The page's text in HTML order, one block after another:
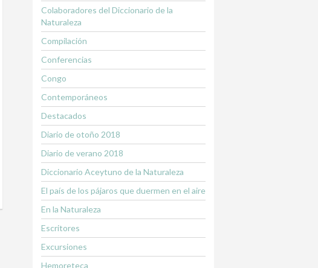
Colaboradores del Diccionario de la
Naturaleza
Compilación
Conferencias
Congo
Contemporáneos
Destacados
Diario de otoño 2018
Diario de verano 2018
Diccionario Aceytuno de la Naturaleza
El país de los pájaros que duermen en el aire
En la Naturaleza
Escritores
Excursiones
Hemoreteca